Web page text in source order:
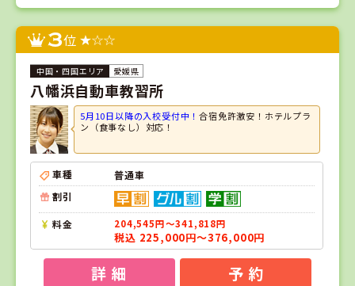
3位
愛媛県
八幡浜自動車教習所
5月10日以降の入校受付中！合宿免許激安！ホテルプラ
ン（食事なし）対応！
車種
普通車
割引
料金 204,545円～341,818円
税込 225,000円～376,000円
詳 細 予 約